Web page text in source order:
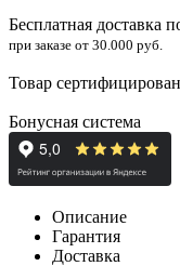
Бесплатная доставка
при заказе от 30.000 руб.
Товар сертифицирован
Бонусная система
Описание
Гарантия
Доставка